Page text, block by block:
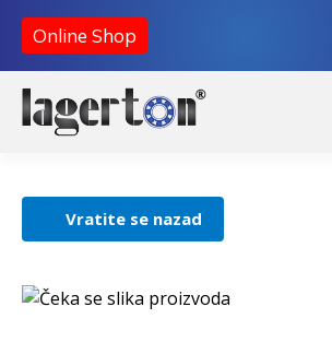
Online Shop
Početna
O nama
Kontakt
Vratite se nazad